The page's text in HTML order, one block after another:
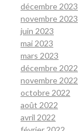
décembre 2023
novembre 2023
juin 2023
mai 2023
mars 2023
décembre 2022
novembre 2022
octobre 2022
août 2022
avril 2022